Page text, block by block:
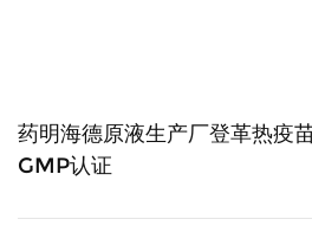
药明海德原液生产厂登革热疫
GMP认证